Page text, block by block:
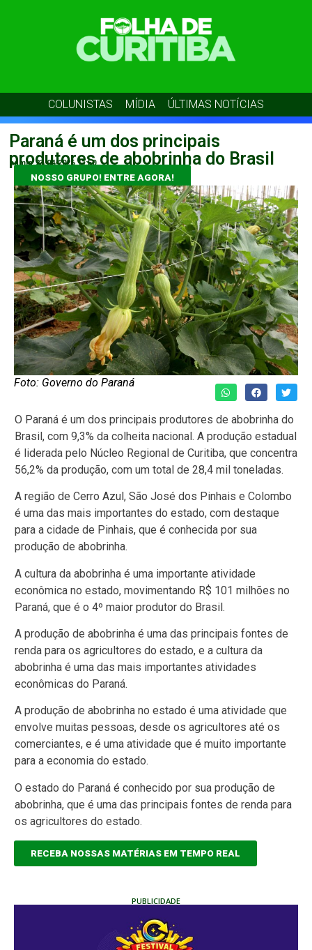
COLUNISTAS MÍDIA ÚLTIMAS NOTÍCIAS
Paraná é um dos principais
produtores de abobrinha do Brasil
admin 23/04/2026 11:50
NOSSO GRUPO! ENTRE AGORA!
Foto: Governo do Paraná
O Paraná é um dos principais produtores de abobrinha do
Brasil, com 9,3% da colheita nacional. A produção estadual
é liderada pelo Núcleo Regional de Curitiba, que concentra
56,2% da produção, com um total de 28,4 mil toneladas.
A região de Cerro Azul, São José dos Pinhais e Colombo
é uma das mais importantes do estado, com destaque
para a cidade de Pinhais, que é conhecida por sua
produção de abobrinha.
A cultura da abobrinha é uma importante atividade
econômica no estado, movimentando R$ 101 milhões no
Paraná, que é o 4º maior produtor do Brasil.
A produção de abobrinha é uma das principais fontes de
renda para os agricultores do estado, e a cultura da
abobrinha é uma das mais importantes atividades
econômicas do Paraná.
A produção de abobrinha no estado é uma atividade que
envolve muitas pessoas, desde os agricultores até os
comerciantes, e é uma atividade que é muito importante
para a economia do estado.
O estado do Paraná é conhecido por sua produção de
abobrinha, que é uma das principais fontes de renda para
os agricultores do estado.
RECEBA NOSSAS MATÉRIAS EM TEMPO REAL
PUBLICIDADE